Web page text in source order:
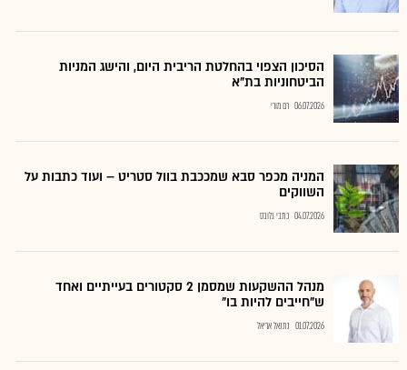
הסיכון הצפוי בהחלטת הריבית היום, והישג המניות
הביטחוניות בת"א
06.07.2026 רם מורי
המניה מכפר סבא שמככבת בוול סטריט – ועוד כתבות על
השווקים
04.07.2026 כתבי גלובס
מנהל ההשקעות שמסמן 2 סקטורים בעייתיים ואחד
ש"חייבים להיות בו"
01.07.2026 נתנאל אריאל